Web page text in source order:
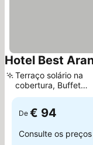
Hotel Best
Terraço solário na
cobertura, Buffet
mediterrâneo
De € 94
Consulte os